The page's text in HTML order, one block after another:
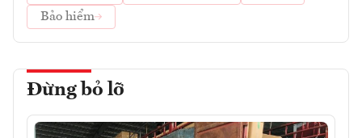
Bảo hiểm
Đừng bỏ lỡ